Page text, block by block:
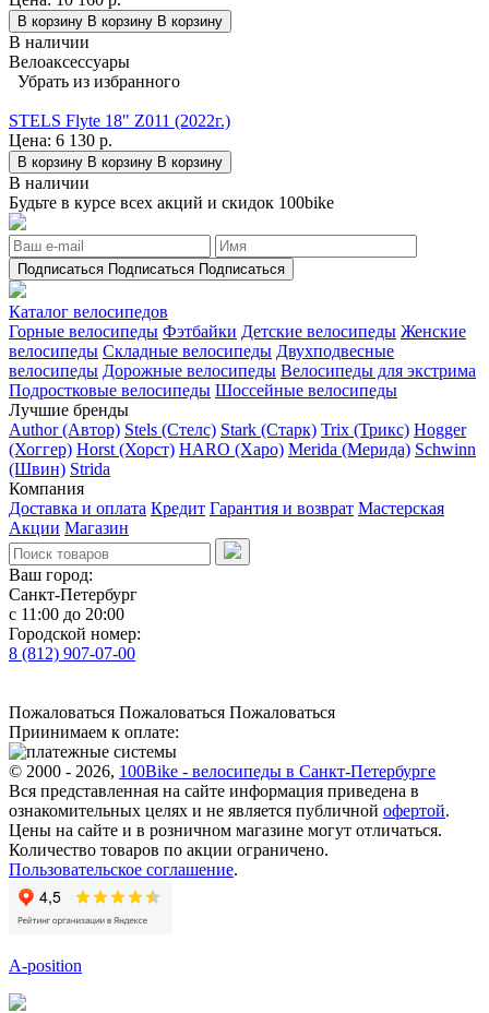
В корзину В корзину В корзину
В наличии
Велоаксессуары
Убрать из избранного
STELS Flyte 18" Z011 (2022г.)
Цена: 6 130 р.
В корзину В корзину В корзину
В наличии
Будьте в курсе всех акций и скидок 100bike
Подписаться Подписаться Подписаться
Каталог велосипедов
Горные велосипеды Фэтбайки Детские велосипеды Женские
велосипеды Складные велосипеды Двухподвесные
велосипеды Дорожные велосипеды Велосипеды для экстрима
Подростковые велосипеды Шоссейные велосипеды
Лучшие бренды
Author (Автор) Stels (Стелс) Stark (Старк) Trix (Трикс) Hogger
(Хоггер) Horst (Хорст) HARO (Харо) Merida (Мерида) Schwinn
(Швин) Strida
Компания
Доставка и оплата Кредит Гарантия и возврат Мастерская
Акции Магазин
Ваш город:
Санкт-Петербург
с 11:00 до 20:00
Городской номер:
8 (812) 907-07-00
Пожаловаться Пожаловаться Пожаловаться
Приинимаем к оплате:
© 2000 - 2026, 100Bike - велосипеды в Санкт-Петербурге
Вся представленная на сайте информация приведена в
ознакомительных целях и не является публичной офертой.
Цены на сайте и в розничном магазине могут отличаться.
Количество товаров по акции ограничено.
Пользовательское соглашение.
A-position